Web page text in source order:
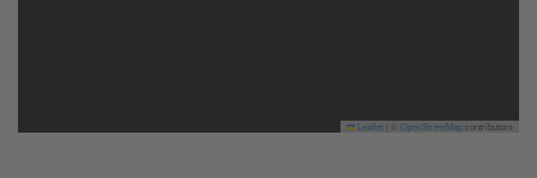
Leaflet OpenStreetMapcontributors